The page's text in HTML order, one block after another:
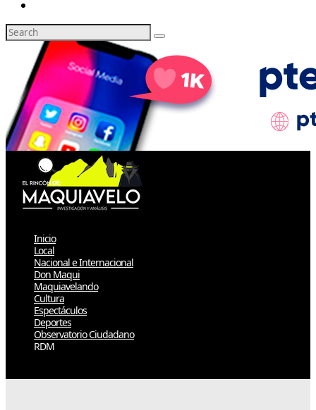
Inicio
Local
Nacional e Internacional
Don Maqui
Maquiavelando
Cultura
Espectáculos
Deportes
Observatorio Ciudadano
RDM